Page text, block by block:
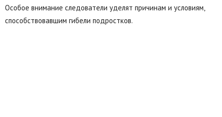
Особое внимание следователи уделят причинам и условиям,
способствовавшим гибели подростков.